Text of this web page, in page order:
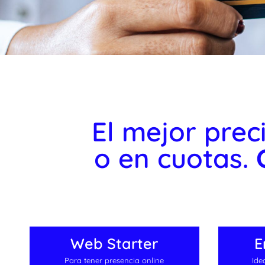
El mejor
o en cuotas.
Web Starter
Para tener presencia online